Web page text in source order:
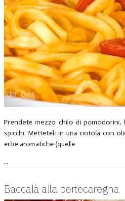
Prendete mezzo chilo di pomodorini,
spicchi. Metteteli in una ciotola con
erbe aromatiche (quelle
...
Baccalà alla pertecaregna